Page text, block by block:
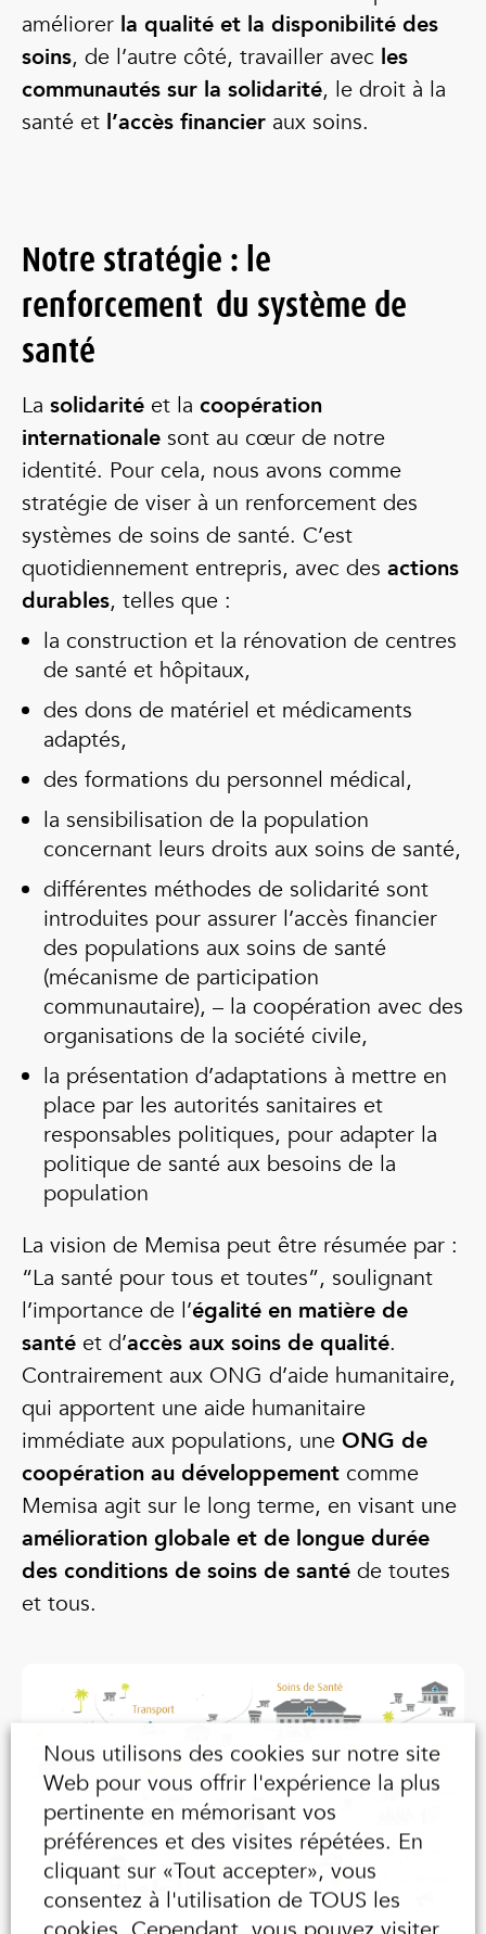
améliorer la qualité et la disponibilité des
soins, de l’autre côté, travailler avec les
communautés sur la solidarité, le droit à la
santé et l’accès financier aux soins.
Notre stratégie : le
renforcement du système de
santé
La solidarité et la coopération
internationale sont au cœur de notre
identité. Pour cela, nous avons comme
stratégie de viser à un renforcement des
systèmes de soins de santé. C’est
quotidiennement entrepris, avec des actions
durables, telles que :
la construction et la rénovation de centres
de santé et hôpitaux,
des dons de matériel et médicaments
adaptés,
des formations du personnel médical,
la sensibilisation de la population
concernant leurs droits aux soins de santé,
différentes méthodes de solidarité sont
introduites pour assurer l’accès financier
des populations aux soins de santé
(mécanisme de participation
communautaire), – la coopération avec des
organisations de la société civile,
la présentation d’adaptations à mettre en
place par les autorités sanitaires et
responsables politiques, pour adapter la
politique de santé aux besoins de la
population
La vision de Memisa peut être résumée par :
“La santé pour tous et toutes”, soulignant
l’importance de l’égalité en matière de
santé et d’accès aux soins de qualité.
Contrairement aux ONG d’aide humanitaire,
qui apportent une aide humanitaire
immédiate aux populations, une ONG de
coopération au développement comme
Memisa agit sur le long terme, en visant une
amélioration globale et de longue durée
des conditions de soins de santé de toutes
et tous.
Nous utilisons des cookies sur notre site
Web pour vous offrir l'expérience la plus
pertinente en mémorisant vos
préférences et des visites répétées. En
cliquant sur «Tout accepter», vous
consentez à l'utilisation de TOUS les